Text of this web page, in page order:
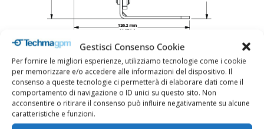
Gestisci Consenso Cookie
Per fornire le migliori esperienze, utilizziamo tecnologie come i cookie
per memorizzare e/o accedere alle informazioni del dispositivo. Il
consenso a queste tecnologie ci permetterà di elaborare dati come il
comportamento di navigazione o ID unici su questo sito. Non
acconsentire o ritirare il consenso può influire negativamente su alcune
caratteristiche e funzioni.